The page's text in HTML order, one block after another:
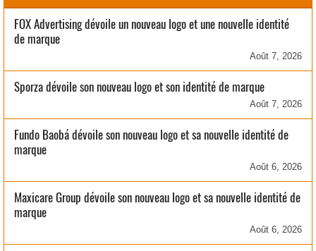
FOX Advertising dévoile un nouveau logo et une nouvelle identité
de marque
Août 7, 2026
Sporza dévoile son nouveau logo et son identité de marque
Août 7, 2026
Fundo Baobá dévoile son nouveau logo et sa nouvelle identité de
marque
Août 6, 2026
Maxicare Group dévoile son nouveau logo et sa nouvelle identité de
marque
Août 6, 2026